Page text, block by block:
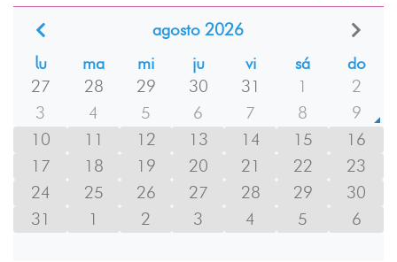
agosto 2026
lu
ma mi ju vi sá
do
27
28 29 30 31 1
2
3
4 5 6 7 8
9
10
11 12 13 14 15
16
17
18 19 20 21 22
23
24
25 26 27 28 29
30
31
1 2 3 4 5 6